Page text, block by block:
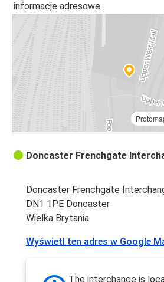
informacje adresowe.
Doncaster Frenchgate
Doncaster Frenchgate
DN1 1PE Doncaster
Wielka Brytania
Wyświetl ten adres w Google
The interchange is